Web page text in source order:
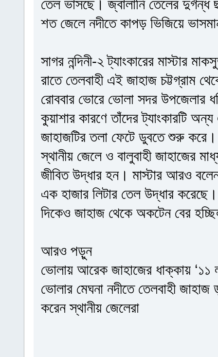
তেল ভাসছে। জ্বালানি তেলের
শত জেলে নদীতে কাপড় ভিজিয়ে
সাগর নন্দিনী-২ ট্যাংকারের মাস্টার
রাতে তেলবাহী এই জাহাজ চট্টগ্রাম
রোববার ভোরে ভোলা সদর উপজেলার
কুয়াশার কারণে তাঁদের ট্যাংকারটি
জাহাজটির তলা ফেটে ডুবতে শুরু
স্থানীয় জেলে ও বালুবাহী জাহাজের
জীবিত উদ্ধার হন। মাস্টার আরও
এক হাজার লিটার তেল উদ্ধার
দিকেও জাহাজ থেকে অকটেন বের
আরও পড়ুন
ভোলায় আরেক জাহাজের ধাক্কায় ‘১১
ভোলার মেঘনা নদীতে তেলবাহী জাহাজ
করেন স্থানীয় জেলেরা